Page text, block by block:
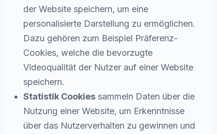
der Website speichern, um eine
personalisierte Darstellung zu ermöglichen.
Dazu gehören zum Beispiel Präferenz-
Cookies, welche die bevorzugte
Videoqualität der Nutzer auf einer Website
speichern.
Statistik Cookies sammeln Daten über die
Nutzung einer Website, um Erkenntnisse
über das Nutzerverhalten zu gewinnen und